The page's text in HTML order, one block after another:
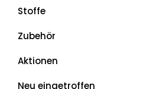
Stoffe
Zubehör
Aktionen
Neu eingetroffen